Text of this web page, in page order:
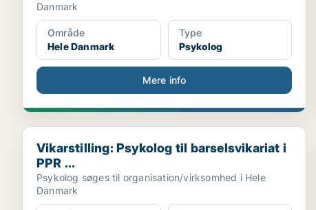
Danmark
Område
Hele Danmark
Type
Psykolog
Mere info
Vikarstilling: Psykolog til barselsvikariat i PPR ...
Vikarstilling: Psykolog til barselsvikariat i
PPR ...
Psykolog søges til organisation/virksomhed i Hele
Danmark